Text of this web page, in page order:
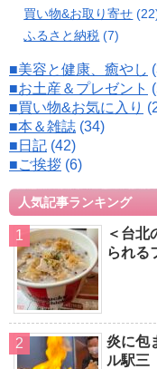
買い物&お取り寄せ
ふるさと納税 (7)
■美容と健康、癒やし
■お土産＆プレゼント
■買い物&お気に入り
■本＆雑誌 (34)
■日記 (42)
■ご挨拶 (6)
人気記事ランキング
＜台北
られる
炎に包
ル駅三